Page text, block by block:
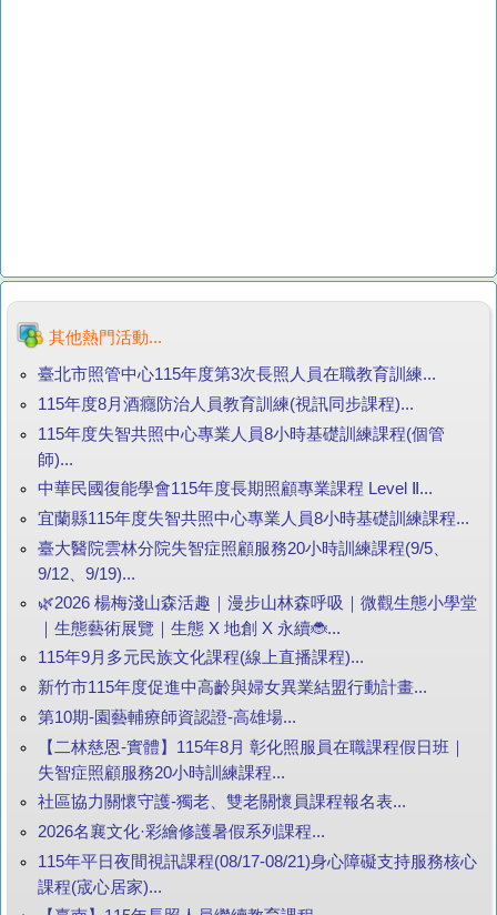
其他熱門活動...
臺北市照管中心115年度第3次長照人員在職教育訓練...
115年度8月酒癮防治人員教育訓練(視訊同步課程)...
115年度失智共照中心專業人員8小時基礎訓練課程(個管
師)...
中華民國復能學會115年度長期照顧專業課程 Level Ⅱ...
宜蘭縣115年度失智共照中心專業人員8小時基礎訓練課程...
臺大醫院雲林分院失智症照顧服務20小時訓練課程(9/5、
9/12、9/19)...
🌿2026 楊梅淺山森活趣｜漫步山林森呼吸｜微觀生態小學堂
｜生態藝術展覽｜生態 X 地創 X 永續🐞...
115年9月多元民族文化課程(線上直播課程)...
新竹市115年度促進中高齡與婦女異業結盟行動計畫...
第10期-園藝輔療師資認證-高雄場...
【二林慈恩-實體】115年8月 彰化照服員在職課程假日班｜
失智症照顧服務20小時訓練課程...
社區協力關懷守護-獨老、雙老關懷員課程報名表...
2026名襄文化·彩繪修護暑假系列課程...
115年平日夜間視訊課程(08/17-08/21)身心障礙支持服務核心
課程(宬心居家)...